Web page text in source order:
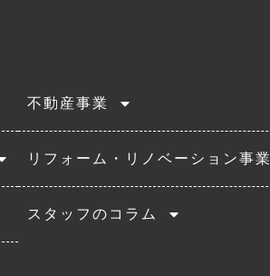
不動産事業
リフォーム・リノベーション事業
スタッフのコラム